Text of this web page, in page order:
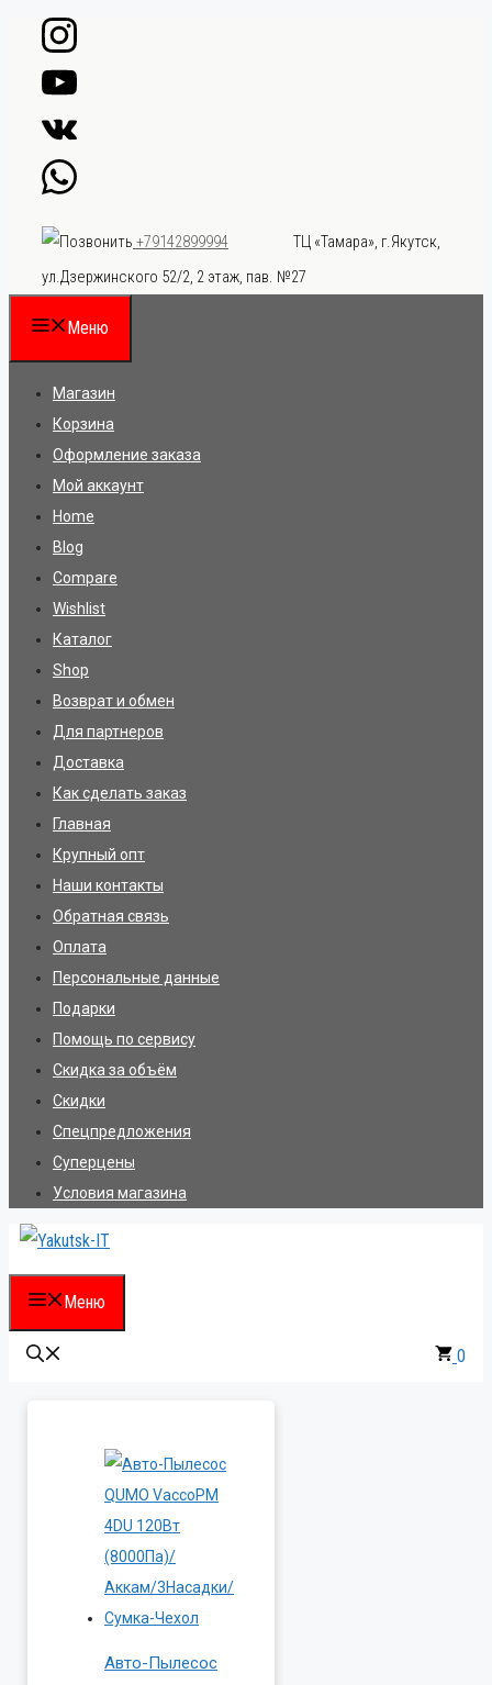
Перейти
содержимому
+79142899994
ТЦ «Тамара», г.Якутск,
ул.Дзержинского 52/2, 2 этаж, пав. №27
Меню
Магазин
Корзина
Оформление заказа
Мой аккаунт
Home
Blog
Compare
Wishlist
Каталог
Shop
Возврат и обмен
Для партнеров
Доставка
Как сделать заказ
Главная
Крупный опт
Наши контакты
Обратная связь
Оплата
Персональные данные
Подарки
Помощь по сервису
Скидка за объём
Скидки
Спецпредложения
Суперцены
Условия магазина
Меню
0
Авто-Пылесос